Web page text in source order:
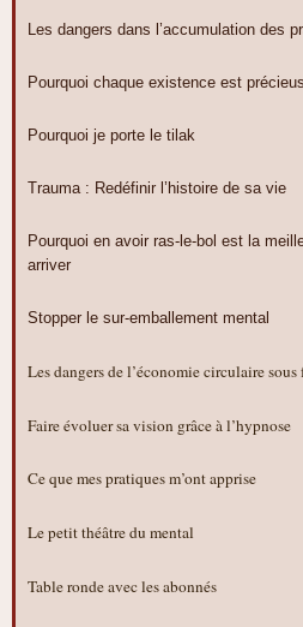
Les dangers dans l’accumulation des
Pourquoi chaque existence est
Pourquoi je porte le tilak
Trauma : Redéfinir l’histoire de sa vie
Pourquoi en avoir ras-le-bol est la
arriver
Stopper le sur-emballement mental
Les dangers de l’économie circulaire
Faire évoluer sa vision grâce à l’hypnose
Ce que mes pratiques m’ont apprise
Le petit théâtre du mental
Table ronde avec les abonnés